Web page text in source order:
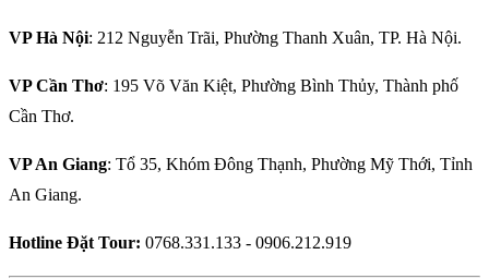
VP Hà Nội: 212 Nguyễn Trãi, Phường Thanh Xuân, TP. Hà Nội.
VP Cần Thơ: 195 Võ Văn Kiệt, Phường Bình Thủy, Thành phố
Cần Thơ.
VP An Giang: Tổ 35, Khóm Đông Thạnh, Phường Mỹ Thới, Tỉnh
An Giang.
Hotline Đặt Tour: 0768.331.133 - 0906.212.919